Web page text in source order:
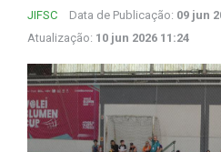
JIFSC Data de Publicação: 09 jun
Atualização: 10 jun 2026 11:24